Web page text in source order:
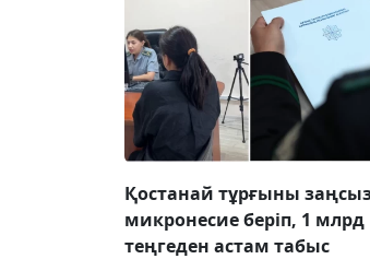
Қостанай тұрғыны
микронесие беріп, 1 млрд
теңгеден астам табыс